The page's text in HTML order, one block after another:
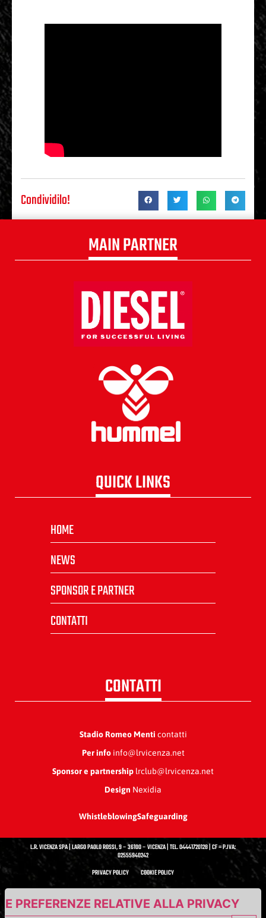
Condividilo!
MAIN PARTNER
QUICK LINKS
HOME
NEWS
SPONSOR E PARTNER
CONTATTI
CONTATTI
Stadio Romeo Menti contatti
Per infoinfo@lrvicenza.net
Sponsor e partnership lrclub@lrvicenza.net
Design Nexidia
WhistleblowingSafeguarding
L.R. VICENZA SPA | LARGO PAOLO ROSSI, 9 – 36100 – VICENZA | TEL. 04441720128 | CF = P.IVA:
02555940242
PRIVACY POLICY
COOKIE POLICY
PREFERENZE RELATIVE ALLA PRIVACY